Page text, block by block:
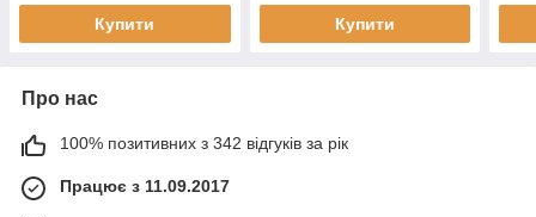
Купити Купити
Про нас
100% позитивних з 342 відгуків за рік
Працює з 11.09.2017